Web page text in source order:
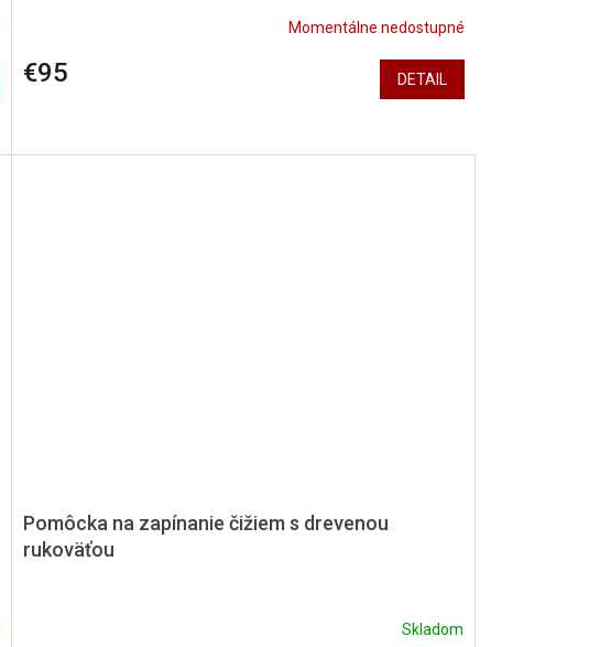
Momentálne nedostupné
€95 DETAIL
Pomôcka na zapínanie čižiem s drevenou
rukoväťou
Skladom